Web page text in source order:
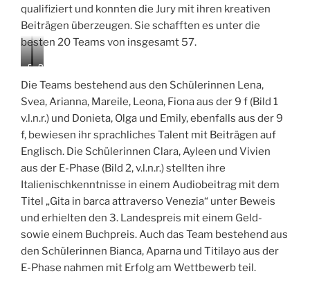
qualifiziert und konnten die Jury mit ihren kreativen
Beiträgen überzeugen. Sie schafften es unter die
besten 20 Teams von insgesamt 57.
B
i
d
1
B
i
d
2
Die Teams bestehend aus den Schülerinnen Lena,
Svea, Arianna, Mareile, Leona, Fiona aus der 9 f (Bild 1
v.l.n.r.) und Donieta, Olga und Emily, ebenfalls aus der 9
f, bewiesen ihr sprachliches Talent mit Beiträgen auf
Englisch. Die Schülerinnen Clara, Ayleen und Vivien
aus der E-Phase (Bild 2, v.l.n.r.) stellten ihre
Italienischkenntnisse in einem Audiobeitrag mit dem
Titel „Gita in barca attraverso Venezia“ unter Beweis
und erhielten den 3. Landespreis mit einem Geld-
sowie einem Buchpreis. Auch das Team bestehend aus
den Schülerinnen Bianca, Aparna und Titilayo aus der
E-Phase nahmen mit Erfolg am Wettbewerb teil.